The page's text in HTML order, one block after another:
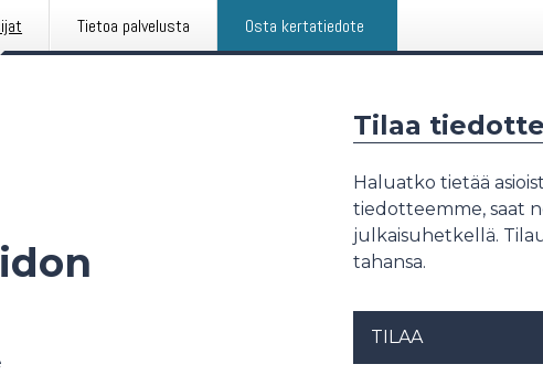
Tietoa palvelusta Osta kertatiedote
Tilaa
Haluatko tietää
tiedotteemme, saat
julkaisuhetkellä.
tahansa.
TILAA